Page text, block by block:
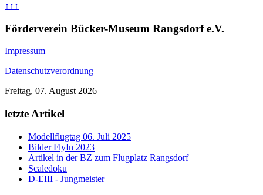
↑↑↑
Förderverein Bücker-Museum Rangsdorf e.V.
Impressum
Datenschutzverordnung
Freitag, 07. August 2026
letzte Artikel
Modellflugtag 06. Juli 2025
Bilder FlyIn 2023
Artikel in der BZ zum Flugplatz Rangsdorf
Scaledoku
D-EIII - Jungmeister